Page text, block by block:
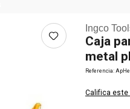
Ingco
Caja
metal
Referencia:
Califica este